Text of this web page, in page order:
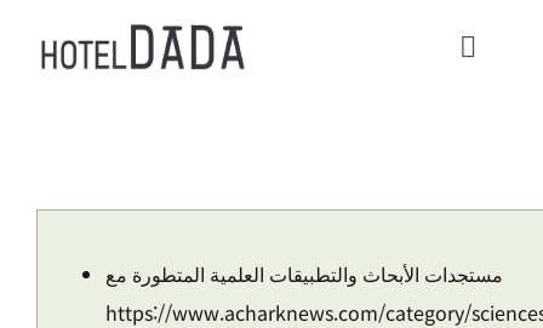
Toggle
مستجدات الأبحاث والتطبيقات العلمية المتطورة مع
https://www.acharknews.com/category/